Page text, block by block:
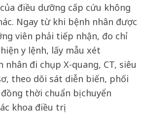
điều dưỡng cấp cứu không
Ngay từ khi bệnh nhân được
viên phải tiếp nhận, đo chỉ
y lệnh, lấy mẫu xét
nhân đi chụp X-quang, CT, siêu
theo dõi sát diễn biến, phối
thời chuẩn bị chuyển
khoa điều trị.